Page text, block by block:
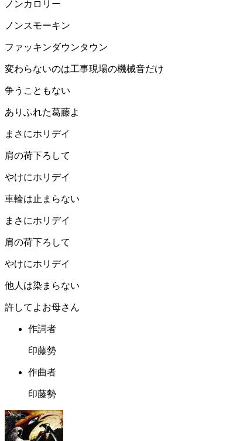
ノンカロリー
ノンスモーキン
ファッキンダウンタウン
変わらないのは工事現場の機械音だけ
争うこともない
ありふれた葛藤よ
まさにホリデイ
肩の荷下ろして
やけにホリデイ
車輪は止まらない
まさにホリデイ
肩の荷下ろして
やけにホリデイ
他人は染まらない
許してよお母さん
作詞者
印藤勢
作曲者
印藤勢